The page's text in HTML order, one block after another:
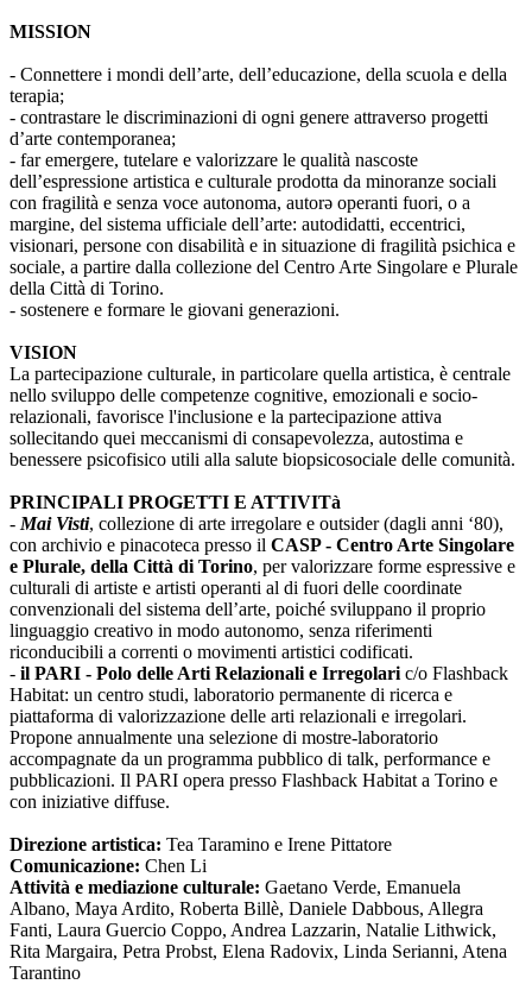
MISSION
- Connettere i mondi dell’arte, dell’educazione, della scuola e della
terapia;
- contrastare le discriminazioni di ogni genere attraverso progetti
d’arte contemporanea;
- far emergere, tutelare e valorizzare le qualità nascoste
dell’espressione artistica e culturale prodotta da minoranze sociali
con fragilità e senza voce autonoma, autorə operanti fuori, o a
margine, del sistema ufficiale dell’arte: autodidatti, eccentrici,
visionari, persone con disabilità e in situazione di fragilità psichica e
sociale, a partire dalla collezione del Centro Arte Singolare e Plurale
della Città di Torino.
- sostenere e formare le giovani generazioni.
VISION
La partecipazione culturale, in particolare quella artistica, è centrale
nello sviluppo delle competenze cognitive, emozionali e socio-
relazionali, favorisce l'inclusione e la partecipazione attiva
sollecitando quei meccanismi di consapevolezza, autostima e
benessere psicofisico utili alla salute biopsicosociale delle comunità.
PRINCIPALI PROGETTI E ATTIVITà
- Mai Visti, collezione di arte irregolare e outsider (dagli anni ‘80),
con archivio e pinacoteca presso il CASP - Centro Arte Singolare
e Plurale, della Città di Torino, per valorizzare forme espressive e
culturali di artiste e artisti operanti al di fuori delle coordinate
convenzionali del sistema dell’arte, poiché sviluppano il proprio
linguaggio creativo in modo autonomo, senza riferimenti
riconducibili a correnti o movimenti artistici codificati.
- il PARI - Polo delle Arti Relazionali e Irregolari c/o Flashback
Habitat: un centro studi, laboratorio permanente di ricerca e
piattaforma di valorizzazione delle arti relazionali e irregolari.
Propone annualmente una selezione di mostre-laboratorio
accompagnate da un programma pubblico di talk, performance e
pubblicazioni. Il PARI opera presso Flashback Habitat a Torino e
con iniziative diffuse.
Direzione artistica: Tea Taramino e Irene Pittatore
Comunicazione: Chen Li
Attività e mediazione culturale: Gaetano Verde, Emanuela
Albano, Maya Ardito, Roberta Billè, Daniele Dabbous, Allegra
Fanti, Laura Guercio Coppo, Andrea Lazzarin, Natalie Lithwick,
Rita Margaira, Petra Probst, Elena Radovix, Linda Serianni, Atena
Tarantino